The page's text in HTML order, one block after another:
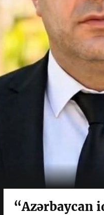
“Azərbaycan